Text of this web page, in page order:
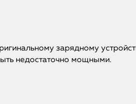
зарядному
недостаточно мощными.